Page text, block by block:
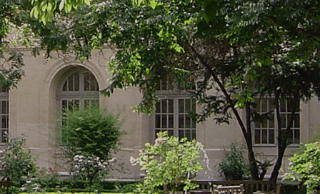
Exporter les lignes sélectionnées
Exporter toutes les colonnes
Exporter uniquement les colonnes affichées
Menu
<
>
News du Club
Livres du Club
Actualités
Ajoutez un logo, un bouton, des réseaux sociaux